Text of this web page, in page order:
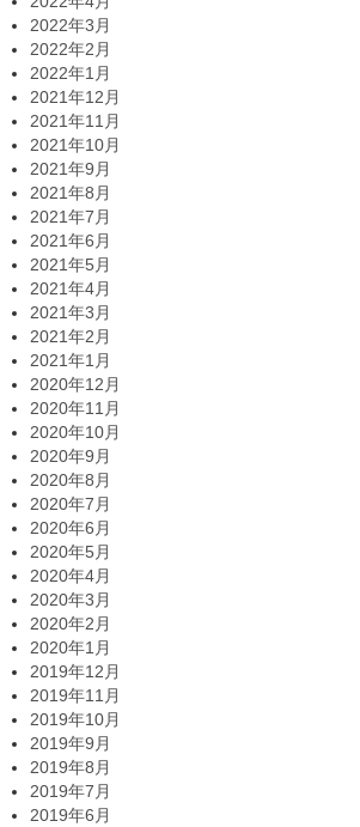
2022年3月
2022年2月
2022年1月
2021年12月
2021年11月
2021年10月
2021年9月
2021年8月
2021年7月
2021年6月
2021年5月
2021年4月
2021年3月
2021年2月
2021年1月
2020年12月
2020年11月
2020年10月
2020年9月
2020年8月
2020年7月
2020年6月
2020年5月
2020年4月
2020年3月
2020年2月
2020年1月
2019年12月
2019年11月
2019年10月
2019年9月
2019年8月
2019年7月
2019年6月